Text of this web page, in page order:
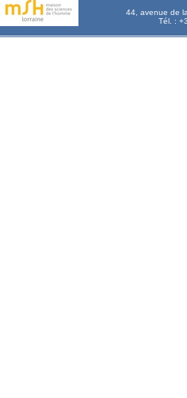
44, avenue de
Tél. :